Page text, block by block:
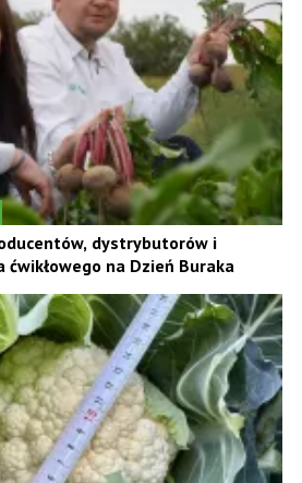
dystrybutorów i
na Dzień Buraka